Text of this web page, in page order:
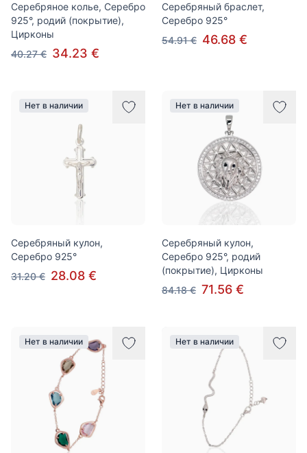
Серебряное колье, Серебро
925°, родий (покрытие),
Цирконы
40.27 € 34.23 €
Серебряный браслет,
Серебро 925°
54.91 € 46.68 €
Нет в наличии
Серебряный кулон,
Серебро 925°
31.20 € 28.08 €
Нет в наличии
Серебряный кулон,
Серебро 925°, родий
(покрытие), Цирконы
84.18 € 71.56 €
Нет в наличии Нет в наличии